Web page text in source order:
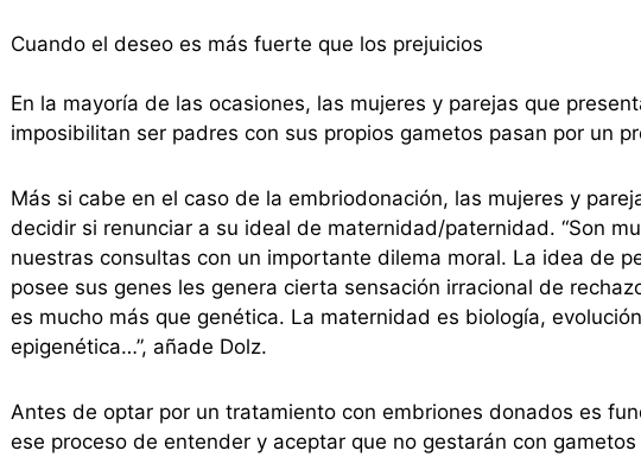
Cuando el deseo es más fuerte que los prejuicios
En la mayoría de las ocasiones, las mujeres y parejas que
imposibilitan ser padres con sus propios gametos pasan por un
Más si cabe en el caso de la embriodonación, las mujeres y
decidir si renunciar a su ideal de maternidad/paternidad. “Son
nuestras consultas con un importante dilema moral. La idea de
posee sus genes les genera cierta sensación irracional de
es mucho más que genética. La maternidad es biología,
epigenética…”, añade Dolz.
Antes de optar por un tratamiento con embriones donados es
ese proceso de entender y aceptar que no gestarán con